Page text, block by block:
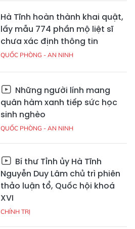
Hà Tĩnh hoàn thành khai quật,
lấy mẫu 774 phần mộ liệt sĩ
chưa xác định thông tin
QUỐC PHÒNG - AN NINH
Những người lính mang
quân hàm xanh tiếp sức học
sinh nghèo
QUỐC PHÒNG - AN NINH
Bí thư Tỉnh ủy Hà Tĩnh
Nguyễn Duy Lâm chủ trì phiên
thảo luận tổ, Quốc hội khoá
XVI
CHÍNH TRỊ